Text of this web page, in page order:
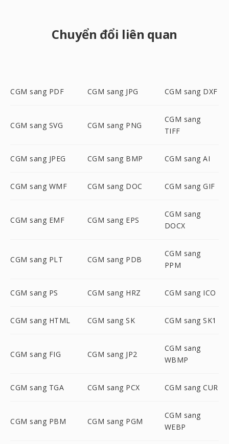
Chuyển đổi liên quan
CGM sang PDF CGM sang JPG CGM sang DXF
CGM sang SVG CGM sang PNG
CGM sang
TIFF
CGM sang JPEG CGM sang BMP CGM sang AI
CGM sang WMF CGM sang DOC CGM sang GIF
CGM sang EMF CGM sang EPS
CGM sang
DOCX
CGM sang PLT CGM sang PDB
CGM sang
PPM
CGM sang PS CGM sang HRZ CGM sang ICO
CGM sang HTML CGM sang SK CGM sang SK1
CGM sang FIG CGM sang JP2
CGM sang
WBMP
CGM sang TGA CGM sang PCX CGM sang CUR
CGM sang PBM CGM sang PGM
CGM sang
WEBP